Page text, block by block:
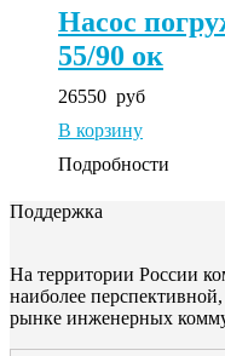
Насос
55/90 ок
26550 руб
В корзину
Подробности
Поддержка
На территории России
наиболее
рынке инженерных